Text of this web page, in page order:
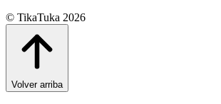
© TikaTuka 2026
Volver arriba